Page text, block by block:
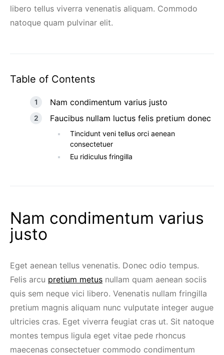
libero tellus viverra venenatis aliquam. Commodo
natoque quam pulvinar elit.
Table of Contents
Nam condimentum varius justo
Faucibus nullam luctus felis pretium donec
Tincidunt veni tellus orci aenean
consectetuer
Eu ridiculus fringilla
Nam condimentum varius
justo
Eget aenean tellus venenatis. Donec odio tempus.
Felis arcu pretium metus nullam quam aenean sociis
quis sem neque vici libero. Venenatis nullam fringilla
pretium magnis aliquam nunc vulputate integer augue
ultricies cras. Eget viverra feugiat cras ut. Sit natoque
montes tempus ligula eget vitae pede rhoncus
maecenas consectetuer commodo condimentum